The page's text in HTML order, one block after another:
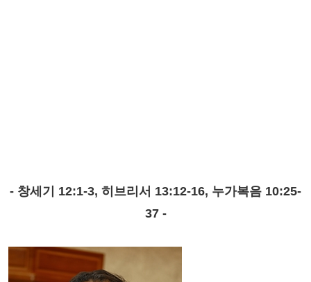
- 창세기 12:1-3, 히브리서 13:12-16, 누가복음 10:25-
37 -